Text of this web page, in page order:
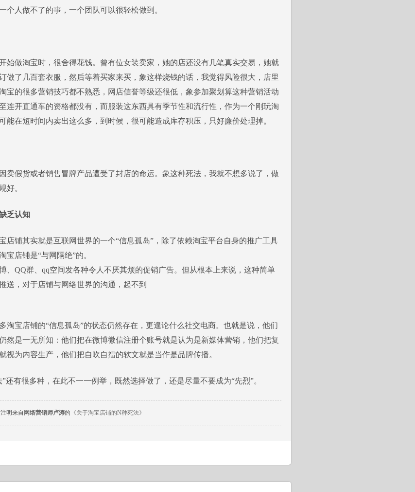
个人做不了的事，一个团队可以很轻松做到。
做淘宝时，很舍得花钱。曾有位女装卖家，她的店还没有几笔真实交易，她就
做了几百套衣服，然后等着买家来买，象这样烧钱的话，我觉得风险很大，店里
宝的很多营销技巧都不熟悉，网店信誉等级还很低，象参加聚划算这种营销活动
连开直通车的资格都没有，而服装这东西具有季节性和流行性，作为一个刚玩淘
能在短时间内卖出这么多，到时候，很可能造成库存积压，只好廉价处理掉。
假货或者销售冒牌产品遭受了封店的命运。象这种死法，我就不想多说了，做
好。
乏认知
铺其实就是互联网世界的一个“信息孤岛”，除了依赖淘宝平台自身的推广工具
宝店铺是“与网隔绝”的。
、QQ群、qq空间发各种令人不厌其烦的促销广告。但从根本上来说，这种简单
送，对于店铺与网络世界的沟通，起不到
宝店铺的“信息孤岛”的状态仍然存在，更遑论什么社交电商。也就是说，他们
然是一无所知：他们把在微博微信注册个账号就是认为是新媒体营销，他们把复
视为内容生产，他们把自吹自擂的软文就是当作是品牌传播。
有很多种，在此不一一例举，既然选择做了，还是尽量不要成为“先烈”。
明来自 网络营销师卢涛的 《关于淘宝店铺的N种死法》